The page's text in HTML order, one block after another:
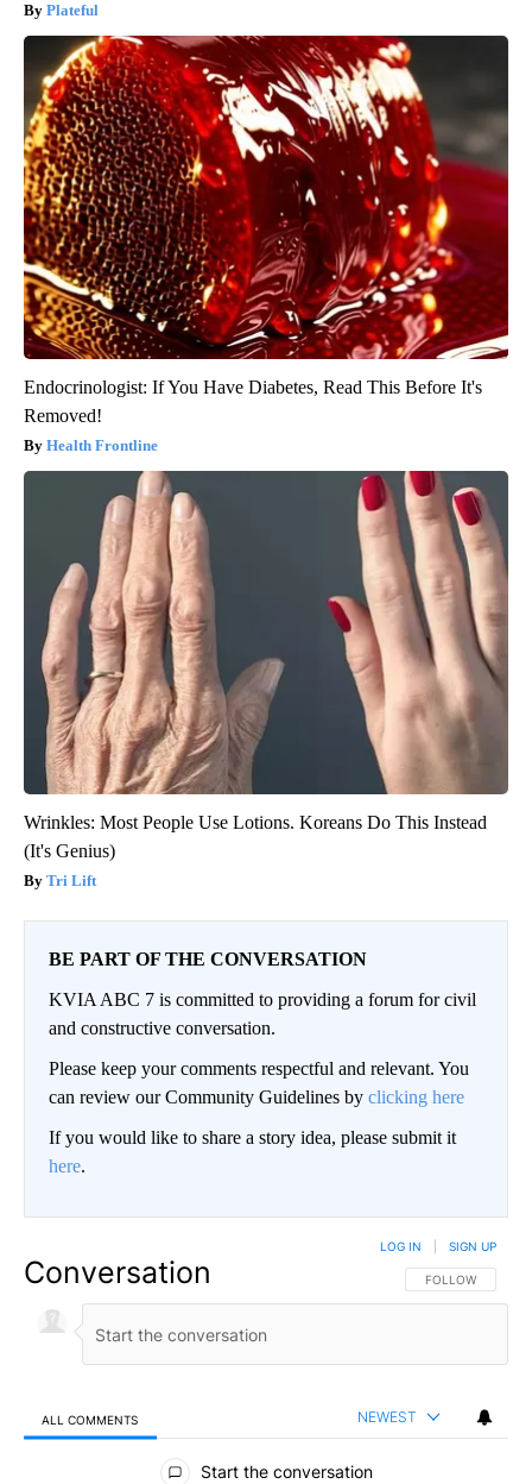
Plateful
Endocrinologist: If You Have Diabetes, Read This Before It's
Removed!
Health Frontline
Wrinkles: Most People Use Lotions. Koreans Do This Instead
(It's Genius)
Tri Lift
BE PART OF THE CONVERSATION
KVIA ABC 7 is committed to providing a forum for civil
and constructive conversation.
Please keep your comments respectful and relevant. You
can review our Community Guidelines by clicking here
If you would like to share a story idea, please submit it
here.
Conversation FOLLOW THIS
FOLLOW
LOG IN SIGN UP
ALL COMMENTS NEWEST
All Comments
Start the conversation